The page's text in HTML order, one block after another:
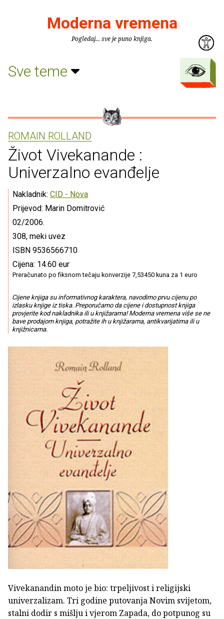
Moderna vremena
Pogledaj... sve je puno knjiga.
Sve teme
ROMAIN ROLLAND
Život Vivekanande :
Univerzalno evanđelje
Nakladnik: CID - Nova
Prijevod: Marin Domitrović
02/2006.
308, meki uvez
ISBN 9536566710
Cijena: 14.60 eur
Preračunato po fiksnom tečaju konverzije 7,53450 kuna za 1 euro
Cijene knjiga su informativnog karaktera, navodimo prvu cijenu po
izlasku knjige iz tiska. Preporučamo da cijene i dostupnost knjiga
provjerite kod nakladnika ili u knjižarama! Moderna vremena više se ne
bave prodajom knjiga, potražite ih u knjižarama, antikvarijatima ili u
knjižnicama.
Vivekanandin moto je bio: trpeljivost i religijski
univerzalizam. Tri godine putovanja Novim svijetom,
stalni dodir s mišlju i vjerom Zapada, do potpunog su